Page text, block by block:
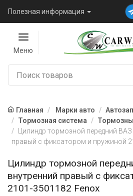
Полезная информация
Меню
Главная Марки авто
Тормозная система
Цилиндр тормозной передний
правый с фиксатором и пружиной
Цилиндр тормозной
внутренний правый с
2101-3501182 Fenox